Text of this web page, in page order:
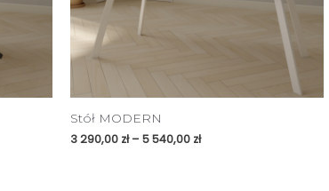
Stół MODERN
3 290,00 zł– 5 540,00 zł